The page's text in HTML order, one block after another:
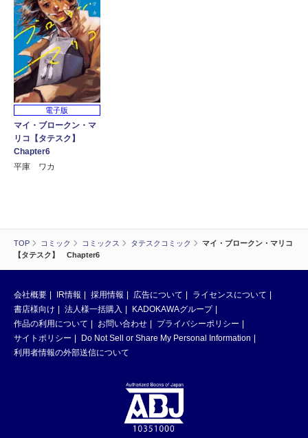
TOP コミック コミックス タテスクコミック
マイ・ブロークン・マリコ
【タテスク】 Chapter6
電子版
マイ・ブロークン・マ
リコ【タテスク】
Chapter6
平庫 ワカ
会社概要 IR情報 採用情報 広告について
ライセンスについて
書店様向け
法人様一括購入
KADOKAWAグループ
作品の利用について
お問い合わせ
プライバシーポリシー
サイトポリシー
Do Not Sell or Share My Personal Information
利用者情報の外部送信について